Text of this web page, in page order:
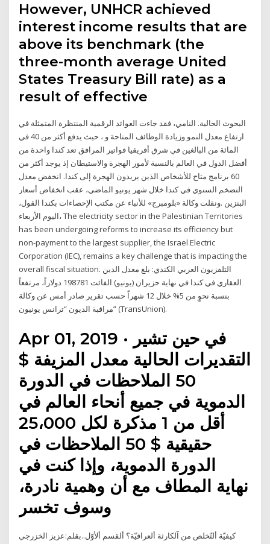
However, UNHCR achieved
interest income results that are
above its benchmark (the
three-month average United
States Treasury Bill rate) as a
result of effective
البحوث الحالية. النامي، فقد جاءت العوائد الرقمية المنتظرة المتمثلة في
ارتفاع معدل النمو وزيادة الوظائف المتاحة و ، حيث يدفع أكثر من 40 في
المائة من البالغين في شرق أفريقيا فواتير المرافق تعد كندا واحدة من
أفضل الدول في العالم بالنسبة لأمور الهجرة والاستيطان إذ يوجد أكثر من
60 برنامج متاح للأشخاص الذين يريدون الهجرة إلى كندا. انخفض معدل
التضخم السنوي في كندا خلال شهر يونيو الماضي، عقب انخفاض أسعار
البنزين .ونقلت وكالة «بلومبرج» للأنباء عن مكتب الإحصاءات بكندا القول،
اليوم الأربعاء، The electricity sector in the Palestinian Territories
has been undergoing reforms to increase its efficiency but
non-payment to the largest supplier, the Israel Electric
Corporation (IEC), remains a key challenge that is impacting the
overall fiscal situation. التلفزيون العربي الكندي: بلغ معدل الدين
العقاري في كندا في نهاية حزيران (يونيو) الفائت 198781 دولاراً، مرتفعاً
بنسبة نحوٍ من 5% خلال 12 شهراً حسب تقرير صادر أمس عن وكالة
مراقبة الديون “ترانس يونيون” (TransUnion).
Apr 01, 2019 · في حين تشير
التقديرات الحالية معدل المزيفة $
50 الملاحظات في الدورة
الدموية في جميع أنحاء العالم في
أقل من 1 مذكرة لكل 25،000
حقيقية $ 50 الملاحظات في
الدورة الدموية، وإذا كنت في
نهاية المطاف مع أن وهمية نادرة،
وسوف تخسر
كيفيّة ألتّخلص من آلكارثة ألعراقيّة؟ ألقسم ألأوّل..بقلم:عزيز الخزرجي